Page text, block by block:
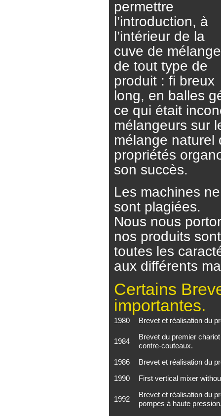
permettre
l’introduction, à
l’intérieur de la
cuve de
de tout type de
produit : fi breux
long, en balles
ce qui était
mélangeurs sur
mélange naturel
propriétés
son succès.
Les machines
sont plagiées.
Nous nous
nos produits
toutes les
aux différents
Certains
importantes.
1980 Brevet et réalisation du
1984
Brevet du premier
contre-couteaux.
1986
Brevet et réalisation du
1990
First vertical mixer
1992
Brevet et réalisation du
pompes à haute